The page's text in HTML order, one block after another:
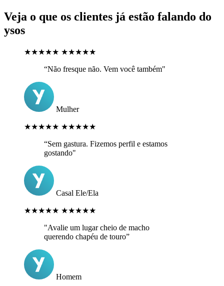
Veja o que os clientes já estão falando do
ysos
★★★★★ ★★★★★
“Não fresque não. Vem você também"
Mulher
★★★★★ ★★★★★
“Sem gastura. Fizemos perfil e estamos
gostando"
Casal Ele/Ela
★★★★★ ★★★★★
"Avalie um lugar cheio de macho
querendo chapéu de touro”
Homem